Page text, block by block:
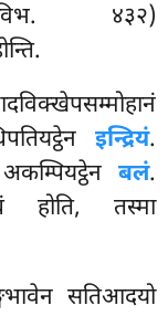
(विभ. ४३२)
इन्द्रियं.
बलं.
होति, तस्मा
सतिआदयो